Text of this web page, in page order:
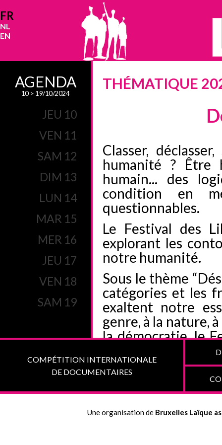
FR
NL
EN
AGENDA
10 > 19/10/2024
JEU 10
VEN 11
SAM 12
DIM 13
LUN 14
MAR 15
MER 16
JEU 17
VEN 18
SAM 19
THÉMATIQUE
Classer,
humanité ? Être
humain... des
condition en
questionnables.
Le Festival des
explorant les
notre humanité.
Sous le thème
catégories et les
exaltent notre
genre, à la nature,
la démocratie, le
éclairer et
de nos
pour les questions
HUMANISMES" : :
COMPÉTITION INTERNATIONALE
DE DOCUMENTAIRES
Une organisation de Bruxelles Laïque